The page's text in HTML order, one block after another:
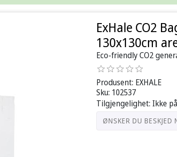
ExHale CO2
130x130cm
Eco-friendly CO2
Produsent: EXHALE
Sku: 102537
Tilgjengelighet: Ikke
ØNSKER DU BESKJED